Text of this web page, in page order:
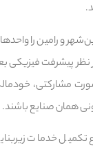
و رامین را
مشارکتی،
همان صنایع باشند.
خدمات